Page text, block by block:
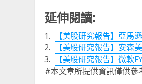
延伸閱讀:
【美股研究報告】亞馬
【美股研究報告】安森
【美股研究報告】微軟
#本文章所提供資訊僅供參